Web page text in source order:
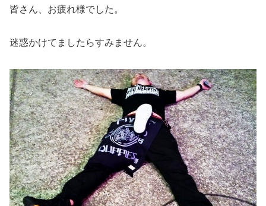
皆さん、お疲れ様でした。
迷惑かけてましたらすみません。